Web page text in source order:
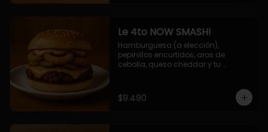
Le 4to NOW SMASH!
Hamburguesa (a elección),
pepinillos encurtidos, aros de
cebolla, queso cheddar y tu
$9.490